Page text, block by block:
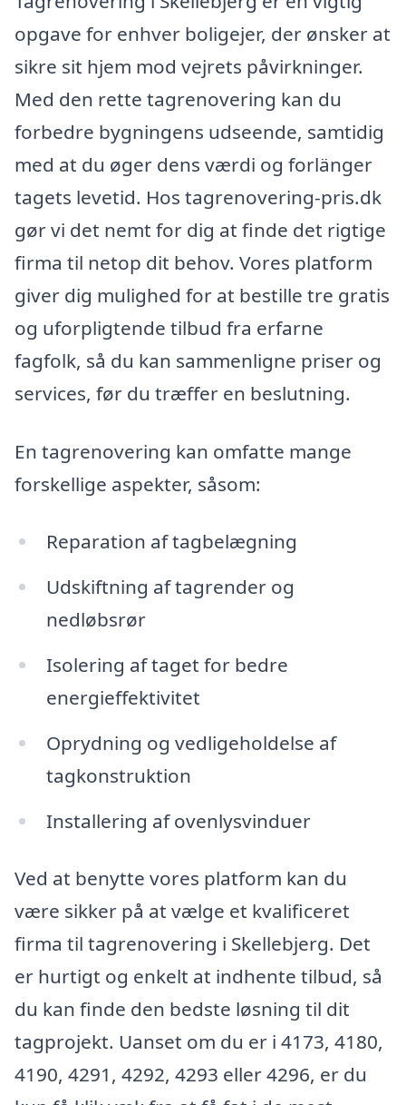
opgave for enhver boligejer, der ønsker at
sikre sit hjem mod vejrets påvirkninger.
Med den rette tagrenovering kan du
forbedre bygningens udseende, samtidig
med at du øger dens værdi og forlänger
tagets levetid. Hos tagrenovering-pris.dk
gør vi det nemt for dig at finde det rigtige
firma til netop dit behov. Vores platform
giver dig mulighed for at bestille tre gratis
og uforpligtende tilbud fra erfarne
fagfolk, så du kan sammenligne priser og
services, før du træffer en beslutning.
En tagrenovering kan omfatte mange
forskellige aspekter, såsom:
Reparation af tagbelægning
Udskiftning af tagrender og
nedløbsrør
Isolering af taget for bedre
energieffektivitet
Oprydning og vedligeholdelse af
tagkonstruktion
Installering af ovenlysvinduer
Ved at benytte vores platform kan du
være sikker på at vælge et kvalificeret
firma til tagrenovering i Skellebjerg. Det
er hurtigt og enkelt at indhente tilbud, så
du kan finde den bedste løsning til dit
tagprojekt. Uanset om du er i 4173, 4180,
4190, 4291, 4292, 4293 eller 4296, er du